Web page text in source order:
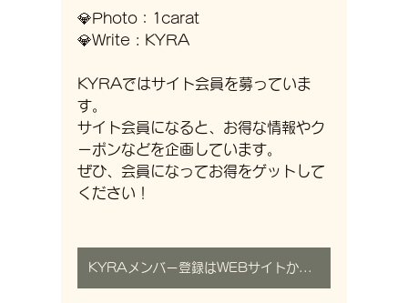
💎Photo：1carat
💎Write : KYRA
KYRAではサイト会員を募っていま
す。
サイト会員になると、お得な情報やク
ーポンなどを企画しています。
ぜひ、会員になってお得をゲットして
ください！
KYRAメンバー登録はWEBサイトから新規ログイン